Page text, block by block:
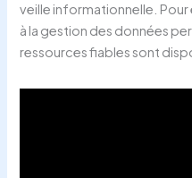
veille informationnelle. Pour
à la gestion des données
ressources fiables sont